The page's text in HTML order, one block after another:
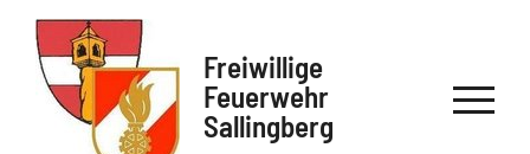
Freiwillige
Feuerwehr
Sallingberg